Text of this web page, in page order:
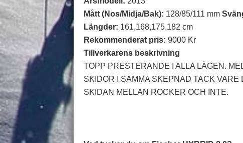
Mått (Nos/Midja/Bak): 128/85/111 mm
Längder: 161,168,175,182 cm
Rekommenderat pris: 9000 Kr
Tillverkarens beskrivning
TOPP PRESTERANDE I ALLA LÄGEN.
SKIDOR I SAMMA SKEPNAD TACK
SKIDAN MELLAN ROCKER OCH INTE.